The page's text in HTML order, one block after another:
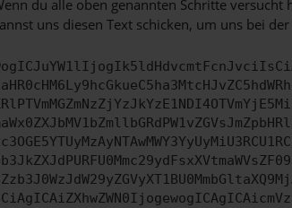
du alle oben genannten Schritte
uns diesen Text schicken, um uns bei